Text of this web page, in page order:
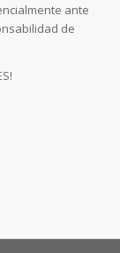
ante
de